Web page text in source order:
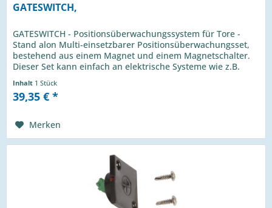
GATESWITCH,
GATESWITCH - Positionsüberwachungssystem für Tore -
Stand alon Multi-einsetzbarer Positionsüberwachungsset,
bestehend aus einem Magnet und einem Magnetschalter.
Dieser Set kann einfach an elektrische Systeme wie z.B.
Inhalt 1 Stück
39,35 € *
Merken